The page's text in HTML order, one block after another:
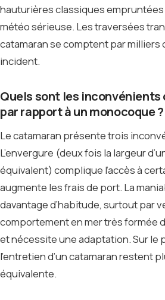
hauturières classiques
météo sérieuse. Les traversées
catamaran se comptent par milliers
incident.
Quels sont les inconvénients
par rapport à un monocoque ?
Le catamaran présente trois
L’envergure (deux fois la largeur
équivalent) complique l’accès à
augmente les frais de port. La
davantage d’habitude, surtout par
comportement en mer très formée
et nécessite une adaptation. Sur le
l’entretien d’un catamaran restent
équivalente.